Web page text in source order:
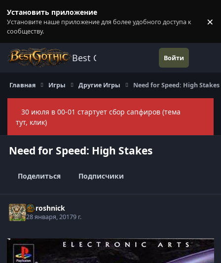
Установить приложение
Установите наше приложение для более удобного доступа к
сообществу.
×
Best Gothic Forums Войти
Главная Игры Другие Игры Need for Speed: High Stakes
30 июля в 00-01 стартует сбор сапфиров (тема
тут, клик)
Need for Speed: High Stakes
Поделиться Подписчики
Doroshnick
28 января, 20179 г.